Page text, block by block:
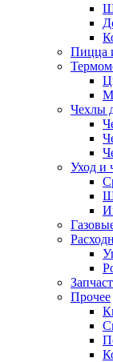
Пицца
Чехлы
Уход и
Прочее